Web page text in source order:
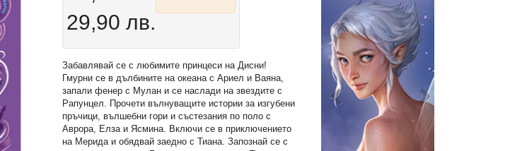
29,90 лв.
Забавлявай се с любимите принцеси на Дисни!
Гмурни се в дълбините на океана с Ариел и Ваяна,
запали фенер с Мулан и се наслади на звездите с
Рапунцел. Прочети вълнуващите истории за изгубени
пръчици, вълшебни гори и състезания по поло с
Аврора, Елза и Ясмина. Включи се в приключението
на Мерида и обядвай заедно с Тиана. Запознай се с